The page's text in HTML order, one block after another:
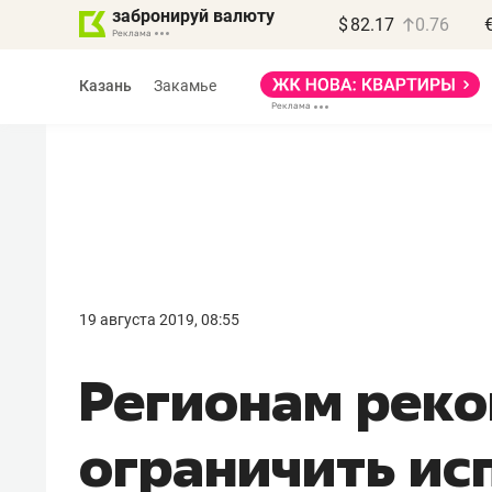
забронируй валюту $ 82.17 0.76
Казань Закамье
19 августа 2019, 08:55
Регионам
ограничить
правил, бизнес может
потерять минимум